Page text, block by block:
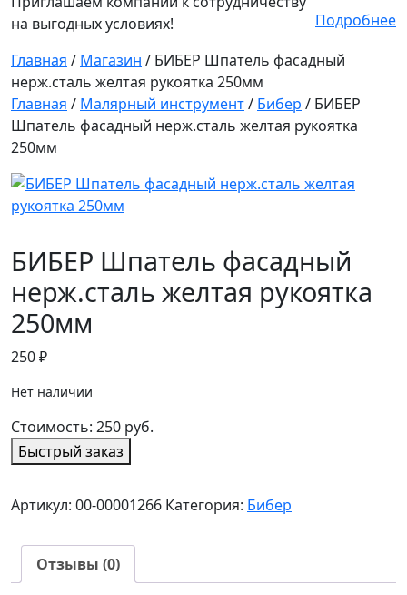
на выгодных условиях!
Подробнее
Главная / Магазин / БИБЕР Шпатель фасадный
нерж.сталь желтая рукоятка 250мм
Главная / Малярный инструмент/ Бибер / БИБЕР
Шпатель фасадный нерж.сталь желтая рукоятка
250мм
БИБЕР Шпатель фасадный
нерж.сталь желтая рукоятка
250мм
250₽
Нет наличии
Стоимость: 250 руб.
Быстрый заказ
Артикул: 00-00001266 Категория: Бибер
Отзывы (0)